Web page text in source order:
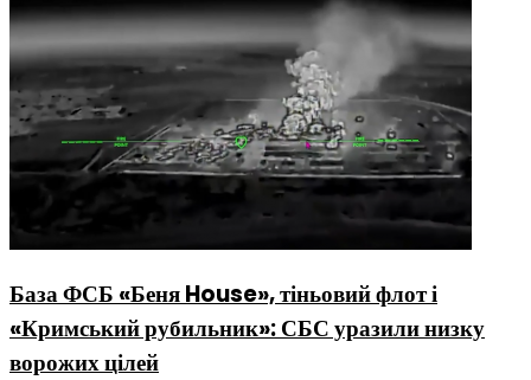
База ФСБ «Беня House», тіньовий флот і
«Кримський рубильник»: СБС уразили низку
ворожих цілей